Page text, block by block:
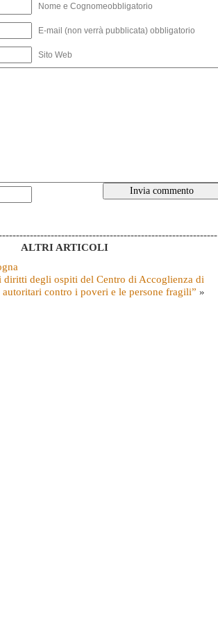
Nome e Cognomeobbligatorio
E-mail (non verrà pubblicata) obbligatorio
Sito Web
ALTRI ARTICOLI
diritti degli ospiti del Centro di Accoglienza di
contro i poveri e le persone fragili” »